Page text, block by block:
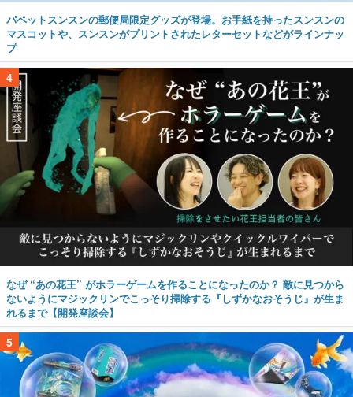
パペットスンスンの郵便局限定グッズが登場。お手紙を持ったスンスンの
マスコットや、スンスンがプリントされたレターセットなどがラインナッ
プ
4
なぜ “あの花王” がホラーゲームを作ることになったのか？ 敵に見つから
ないようにマジックリンでこっそり掃除する『しずかなおそうじ』が生ま
れるまで【開発座談会】
5